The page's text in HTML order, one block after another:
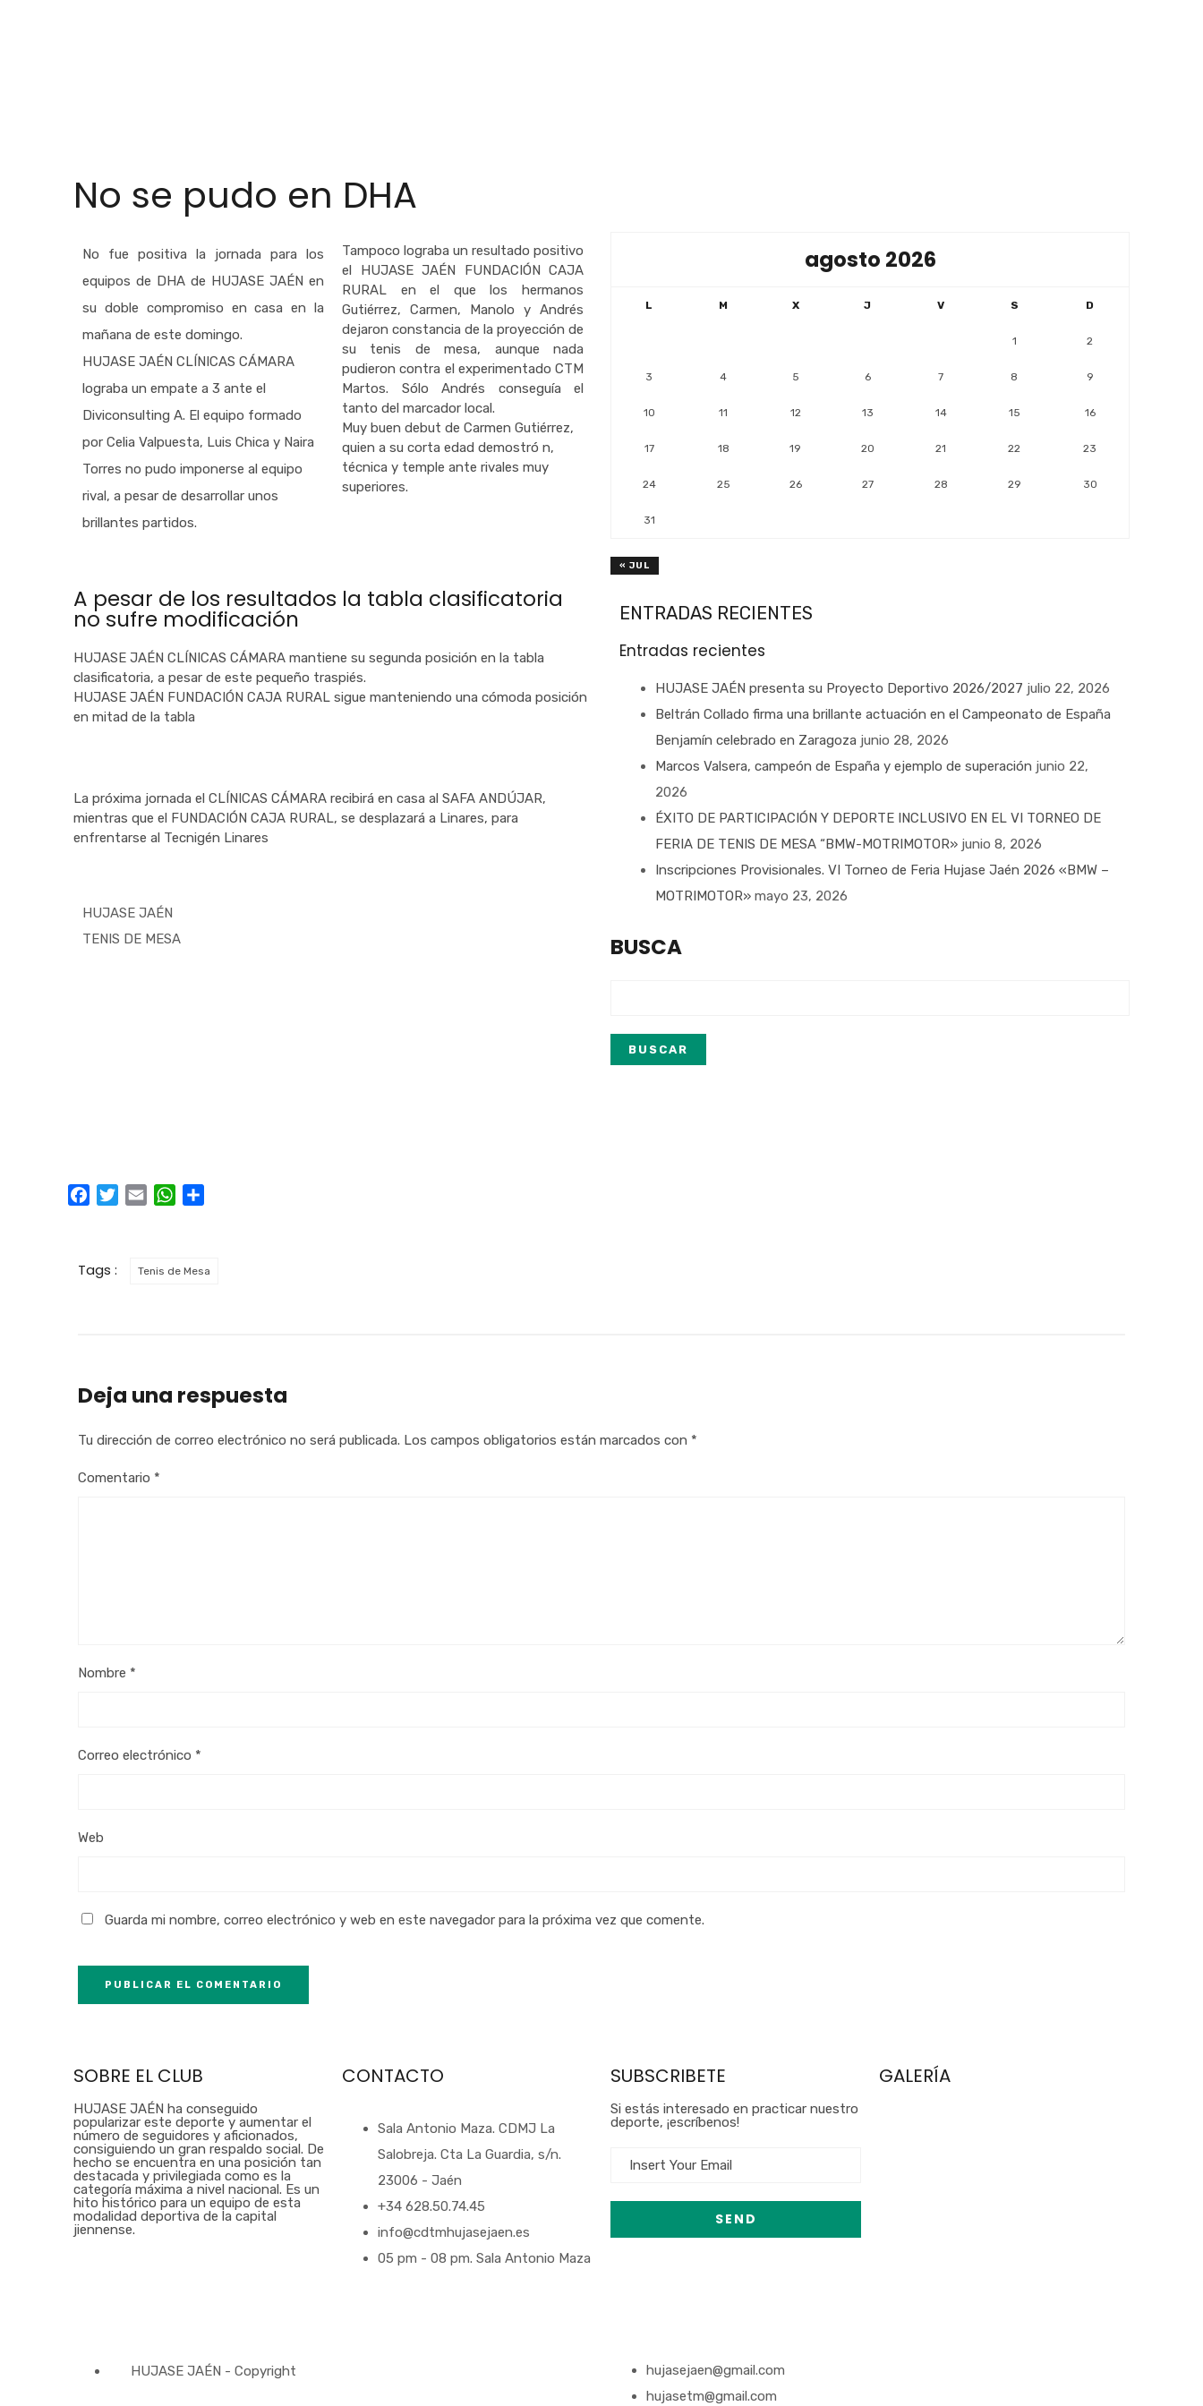
No se pudo en DHA
No fue positiva la jornada para los
equipos de DHA de HUJASE JAÉN en
su doble compromiso en casa en la
mañana de este domingo.
HUJASE JAÉN CLÍNICAS CÁMARA
lograba un empate a 3 ante el
Diviconsulting A. El equipo formado
por Celia Valpuesta, Luis Chica y Naira
Torres no pudo imponerse al equipo
rival, a pesar de desarrollar unos
brillantes partidos.
Tampoco lograba un resultado positivo
el HUJASE JAÉN FUNDACIÓN CAJA
RURAL en el que los hermanos
Gutiérrez, Carmen, Manolo y Andrés
dejaron constancia de la proyección de
su tenis de mesa, aunque nada
pudieron contra el experimentado CTM
Martos. Sólo Andrés conseguía el
tanto del marcador local.
Muy buen debut de Carmen Gutiérrez,
quien a su corta edad demostró n,
técnica y temple ante rivales muy
superiores.
A pesar de los resultados la tabla clasificatoria
no sufre modificación
HUJASE JAÉN CLÍNICAS CÁMARA mantiene su segunda posición en la tabla
clasificatoria, a pesar de este pequeño traspiés.
HUJASE JAÉN FUNDACIÓN CAJA RURAL sigue manteniendo una cómoda posición
en mitad de la tabla
La próxima jornada el CLÍNICAS CÁMARA recibirá en casa al SAFA ANDÚJAR,
mientras que el FUNDACIÓN CAJA RURAL, se desplazará a Linares, para
enfrentarse al Tecnigén Linares
HUJASE JAÉN
TENIS DE MESA
agosto 2026
L M X J V S D
1 2
3 4 5 6 7 8 9
10 11 12 13 14 15 16
17 18 19 20 21 22 23
24 25 26 27 28 29 30
31
« JUL
ENTRADAS RECIENTES
Entradas recientes
HUJASE JAÉN presenta su Proyecto Deportivo 2026/2027 julio 22, 2026
Beltrán Collado firma una brillante actuación en el Campeonato de España
Benjamín celebrado en Zaragoza junio 28, 2026
Marcos Valsera, campeón de España y ejemplo de superación junio 22,
2026
ÉXITO DE PARTICIPACIÓN Y DEPORTE INCLUSIVO EN EL VI TORNEO DE
FERIA DE TENIS DE MESA “BMW-MOTRIMOTOR» junio 8, 2026
Inscripciones Provisionales. VI Torneo de Feria Hujase Jaén 2026 «BMW –
MOTRIMOTOR» mayo 23, 2026
BUSCA
FacebookTwitter
Email WhatsApp
Tags : Tenis de Mesa
Deja una respuesta
Tu dirección de correo electrónico no será publicada. Los campos obligatorios están marcados con *
Comentario *
Nombre *
Correo electrónico *
Web
Guarda mi nombre, correo electrónico y web en este navegador para la próxima vez que comente.
SOBRE EL CLUB
HUJASE JAÉN ha conseguido
popularizar este deporte y aumentar el
número de seguidores y aficionados,
consiguiendo un gran respaldo social. De
hecho se encuentra en una posición tan
destacada y privilegiada como es la
categoría máxima a nivel nacional. Es un
hito histórico para un equipo de esta
modalidad deportiva de la capital
jiennense.
CONTACTO
Sala Antonio Maza. CDMJ La
Salobreja. Cta La Guardia, s/n.
23006 - Jaén
+34 628.50.74.45
info@cdtmhujasejaen.es
05 pm - 08 pm. Sala Antonio Maza
SUBSCRIBETE
Si estás interesado en practicar nuestro
deporte, ¡escríbenos!
GALERÍA
HUJASE JAÉN - Copyright
hujasejaen@gmail.com
hujasetm@gmail.com